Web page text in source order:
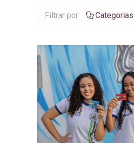
Filtrar por Categorias